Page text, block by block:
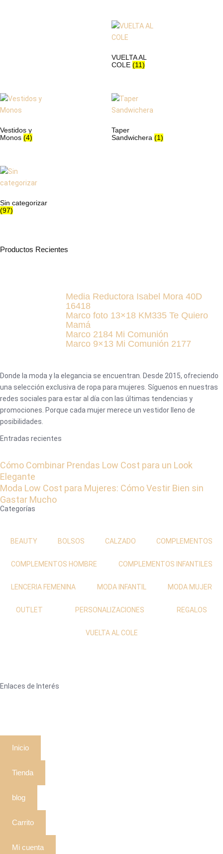
VUELTA AL
COLE (11)
Vestidos y
Monos (4)
Taper
Sandwichera (1)
Sin categorizar
(97)
Productos Recientes
Media Reductora Isabel Mora 40D
16418
Marco foto 13×18 KM335 Te Quiero
Mamá
Marco 2184 Mi Comunión
Marco 9×13 Mi Comunión 2177
Donde la moda y la elegancia se encuentran. Desde 2015, ofreciendo
una selección exclusiva de ropa para mujeres. Síguenos en nuestras
redes sociales para estar al día con las últimas tendencias y
promociones. Porque cada mujer merece un vestidor lleno de
posibilidades.
Entradas recientes
Cómo Combinar Prendas Low Cost para un Look
Elegante
Moda Low Cost para Mujeres: Cómo Vestir Bien sin
Gastar Mucho
Categorías
BEAUTY BOLSOS CALZADO COMPLEMENTOS
COMPLEMENTOS HOMBRE COMPLEMENTOS INFANTILES
LENCERIA FEMENINA MODA INFANTIL MODA MUJER
OUTLET PERSONALIZACIONES REGALOS
VUELTA AL COLE
Enlaces de Interés
Inicio
Tienda
blog
Carrito
Mi cuenta